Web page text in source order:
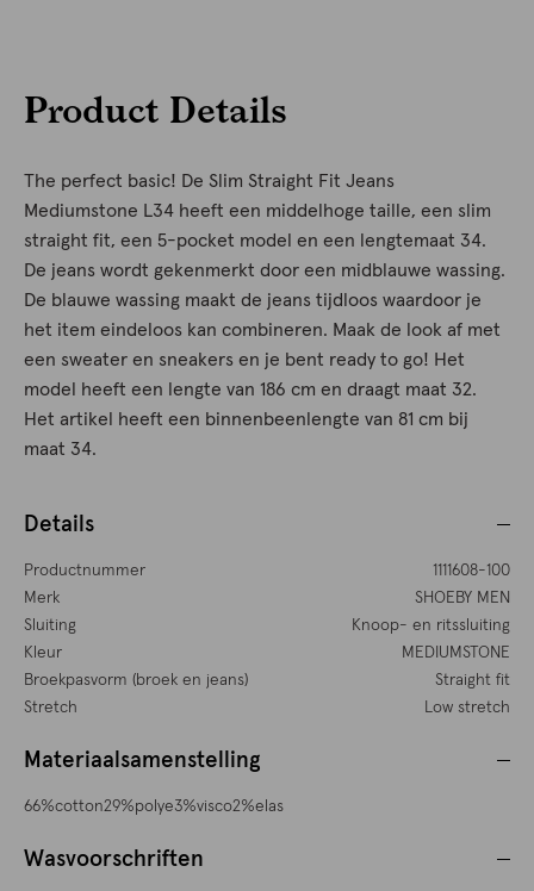
Product Details
The perfect basic! De Slim Straight Fit Jeans
Mediumstone L34 heeft een middelhoge taille, een slim
straight fit, een 5-pocket model en een lengtemaat 34.
De jeans wordt gekenmerkt door een midblauwe wassing.
De blauwe wassing maakt de jeans tijdloos waardoor je
het item eindeloos kan combineren. Maak de look af met
een sweater en sneakers en je bent ready to go! Het
model heeft een lengte van 186 cm en draagt maat 32.
Het artikel heeft een binnenbeenlengte van 81 cm bij
maat 34.
Details
Productnummer
1111608-100
Merk
SHOEBY MEN
Sluiting
Knoop- en ritssluiting
Kleur
MEDIUMSTONE
Broekpasvorm (broek en jeans)
Straight fit
Stretch
Low stretch
Materiaalsamenstelling
66%cotton29%polye3%visco2%elas
Wasvoorschriften